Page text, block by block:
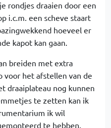
rondjes draaien door een
i.c.m. een scheve staart
hoeveel er
kapot kan gaan.
breiden met extra
voor het afstellen van de
draaiplateau nog kunnen
te zetten kan ik
ik wil
te hebben.